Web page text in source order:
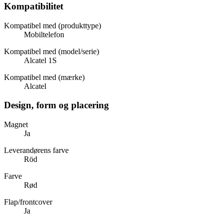
Kompatibilitet
Kompatibel med (produkttype)
Mobiltelefon
Kompatibel med (model/serie)
Alcatel 1S
Kompatibel med (mærke)
Alcatel
Design, form og placering
Magnet
Ja
Leverandørens farve
Röd
Farve
Rød
Flap/frontcover
Ja